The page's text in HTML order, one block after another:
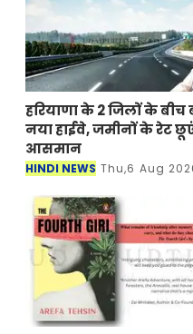
हरियाणा के 2 जिलों के
नया हाईवे, जमीनों के रेट
आसमान
HINDI NEWS Thu,6 Aug